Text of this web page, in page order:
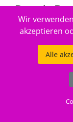
Peach
Wir
akzeptieren
Alle